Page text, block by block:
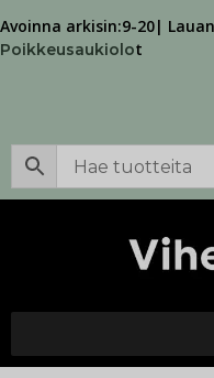
Avoinna arkisin:9-20|
Poikkeusaukiolot